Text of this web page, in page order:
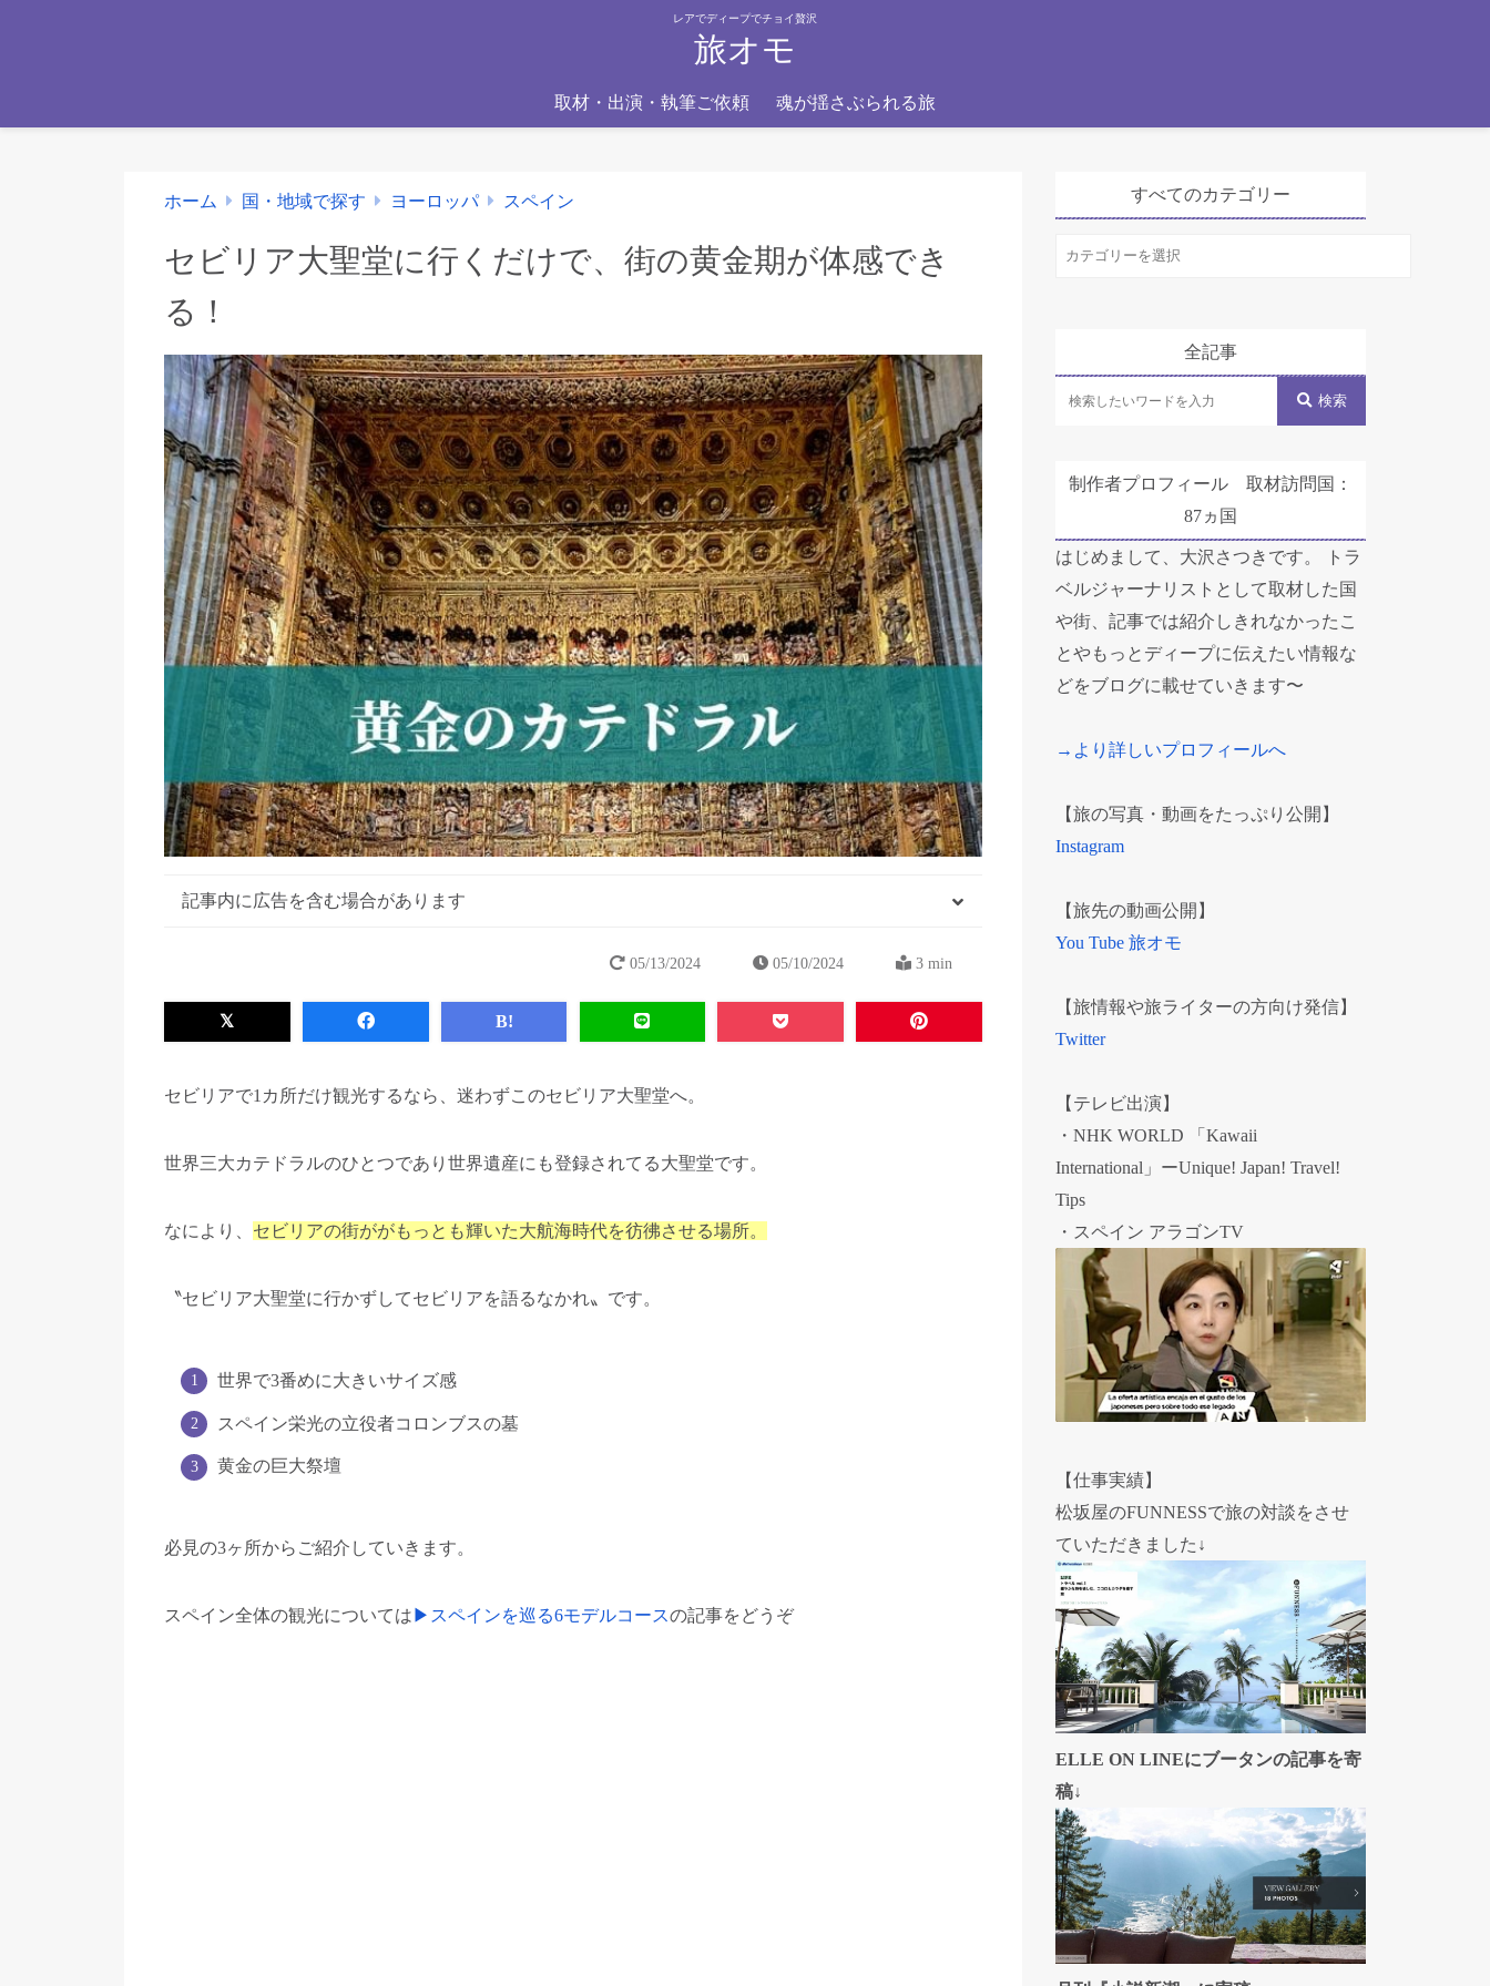
レアでディープでチョイ贅沢
旅オモ
取材・出演・執筆ご依頼 魂が揺さぶられる旅
ホーム 国・地域で探す ヨーロッパ スペイン
セビリア大聖堂に行くだけで、街の黄金期が体感でき
る！
05/13/2024 05/10/2024 3 min
記事内に広告を含む場合があります
B!
セビリアで1カ所だけ観光するなら、迷わずこのセビリア大聖堂へ。
世界三大カテドラルのひとつであり世界遺産にも登録されてる大聖堂です。
なにより、 セビリアの街ががもっとも輝いた大航海時代を彷彿させる場所。
〝セビリア大聖堂に行かずしてセビリアを語るなかれ〟です。
世界で3番めに大きいサイズ感
スペイン栄光の立役者コロンブスの墓
黄金の巨大祭壇
必見の3ヶ所からご紹介していきます。
スペイン全体の観光については ▶︎スペインを巡る6モデルコースの記事をどうぞ
すべてのカテゴリー
べ
テ
ー
全記事
検索
制作者プロフィール 取材訪問国：
87ヵ国
はじめまして、大沢さつきです。 トラ
ベルジャーナリストとして取材した国
や街、記事では紹介しきれなかったこ
とやもっとディープに伝えたい情報な
どをブログに載せていきます〜
→より詳しいプロフィールへ
【旅の写真・動画をたっぷり公開】
Instagram
【旅先の動画公開】
You Tube 旅オモ
【旅情報や旅ライターの方向け発信】
Twitter
【テレビ出演】
・NHK WORLD 「Kawaii
International」ーUnique! Japan! Travel!
Tips
・スペイン アラゴンTV
【仕事実績】
松坂屋のFUNNESSで旅の対談をさせ
ていただきました↓
ELLE ON LINEにブータンの記事を寄
稿↓